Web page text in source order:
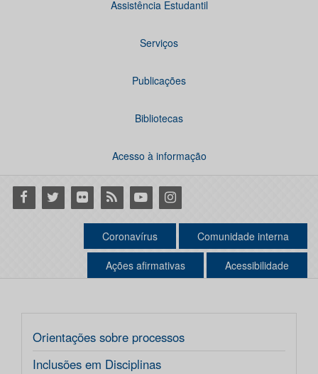
Assistência Estudantil
Serviços
Publicações
Bibliotecas
Acesso à informação
Facebook
Twitter Flickr RSS YoutubeInstagram
Coronavírus Comunidade interna
Ações afirmativas Acessibilidade
Orientações sobre processos
Inclusões em Disciplinas